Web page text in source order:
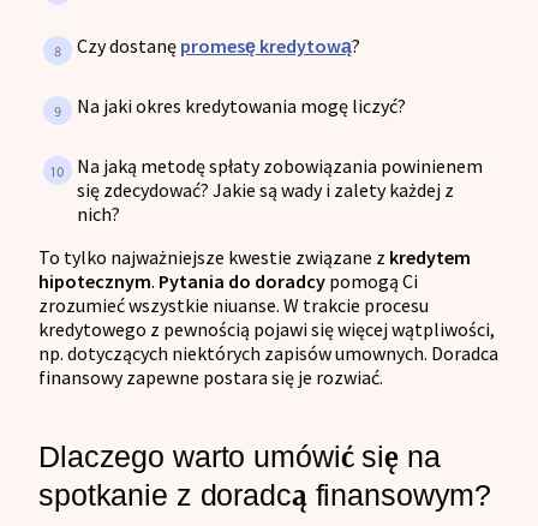
Czy dostanę promesę kredytową?
Na jaki okres kredytowania mogę liczyć?
Na jaką metodę spłaty zobowiązania powinienem
się zdecydować? Jakie są wady i zalety każdej z
nich?
To tylko najważniejsze kwestie związane z kredytem
hipotecznym. Pytania do doradcy pomogą Ci
zrozumieć wszystkie niuanse. W trakcie procesu
kredytowego z pewnością pojawi się więcej wątpliwości,
np. dotyczących niektórych zapisów umownych. Doradca
finansowy zapewne postara się je rozwiać.
Dlaczego warto umówić się na
spotkanie z doradcą finansowym?